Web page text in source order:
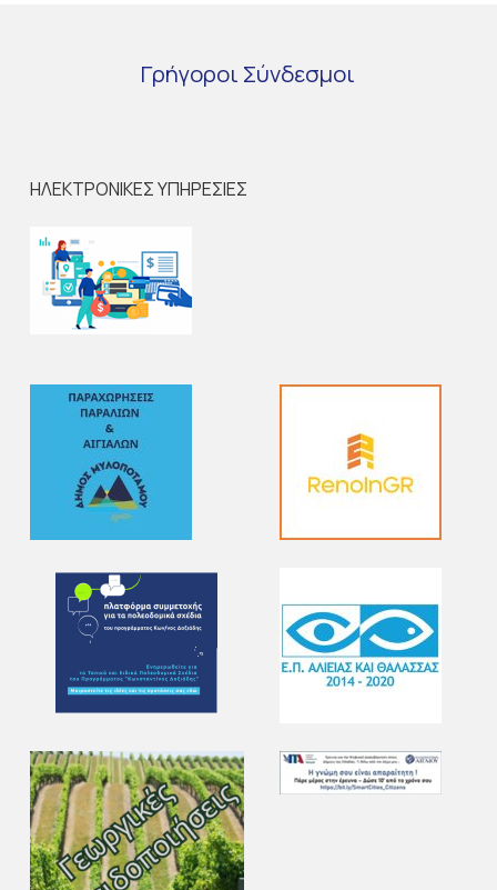
Γρήγοροι Σύνδεσμοι
ΗΛΕΚΤΡΟΝΙΚΕΣ ΥΠΗΡΕΣΙΕΣ